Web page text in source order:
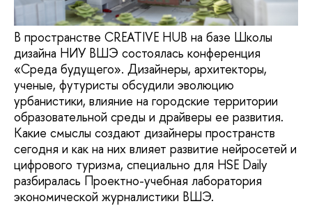
В пространстве CREATIVE HUB на базе Школы
дизайна НИУ ВШЭ состоялась конференция
«Среда будущего». Дизайнеры, архитекторы,
ученые, футуристы обсудили эволюцию
урбанистики, влияние на городские территории
образовательной среды и драйверы ее развития.
Какие смыслы создают дизайнеры пространств
сегодня и как на них влияет развитие нейросетей и
цифрового туризма, специально для HSE Daily
разбиралась Проектно-учебная лаборатория
экономической журналистики ВШЭ.